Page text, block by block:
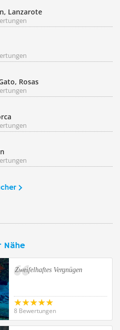
Lanzarote
Rosas
Nähe
Zweifelhaftes Vergnügen
8 Bewertungen